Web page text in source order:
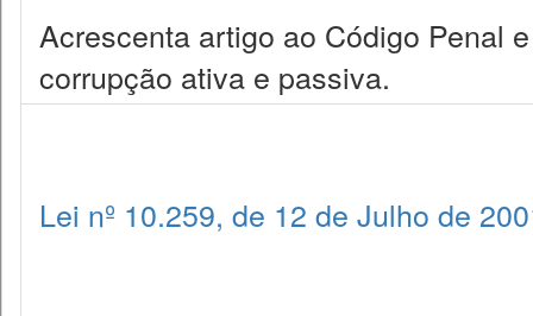
Acrescenta artigo ao Código Penal
corrupção ativa e passiva.
Lei nº 10.259, de 12 de Julho de